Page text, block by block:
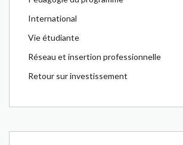
International
Vie étudiante
Réseau et insertion professionnelle
Retour sur investissement